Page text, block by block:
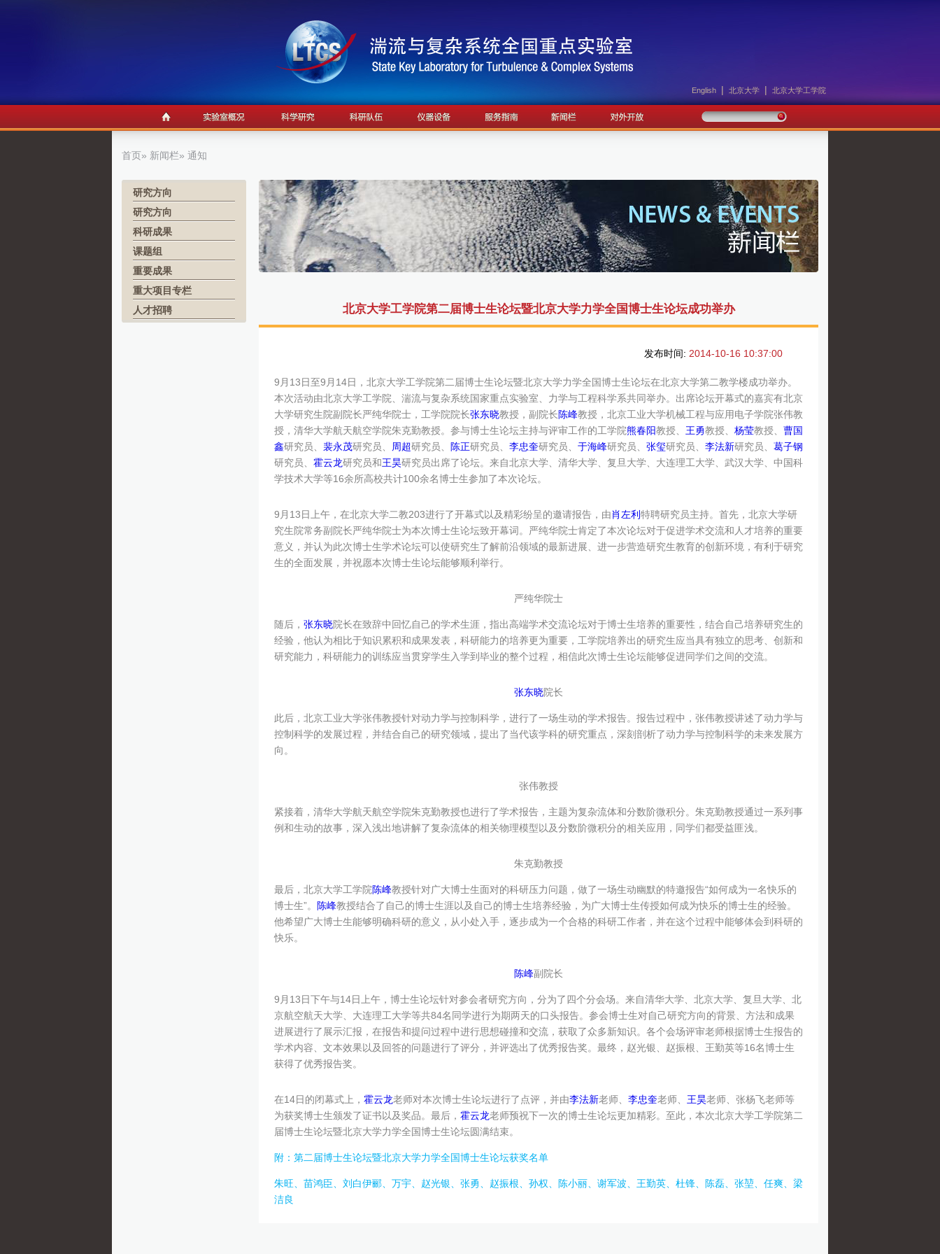
English | 北京大学 | 北京大学工学院
首页» 新闻栏» 通知
研究方向
研究方向
科研成果
课题组
重要成果
重大项目专栏
人才招聘
北京大学工学院第二届博士生论坛暨北京大学力学全国博士生论坛成功举办
发布时间: 2014-10-16 10:37:00
9月13日至9月14日，北京大学工学院第二届博士生论坛暨北京大学力学全国博士生论坛在北京大学第二教学楼成功举办。
本次活动由北京大学工学院、湍流与复杂系统国家重点实验室、力学与工程科学系共同举办。出席论坛开幕式的嘉宾有北京
大学研究生院副院长严纯华院士，工学院院长张东晓教授，副院长陈峰教授，北京工业大学机械工程与应用电子学院张伟教
授，清华大学航天航空学院朱克勤教授。参与博士生论坛主持与评审工作的工学院熊春阳教授、 王勇教授、 杨莹教授、 曹国
鑫研究员、 裴永茂研究员、 周超研究员、 陈正研究员、 李忠奎研究员、 于海峰研究员、 张玺研究员、 李法新研究员、 葛子钢
研究员、 霍云龙研究员和王昊研究员出席了论坛。来自北京大学、清华大学、复旦大学、大连理工大学、武汉大学、中国科
学技术大学等16余所高校共计100余名博士生参加了本次论坛。
9月13日上午，在北京大学二教203进行了开幕式以及精彩纷呈的邀请报告，由肖左利 特聘研究员主持。首先，北京大学研
究生院常务副院长严纯华院士为本次博士生论坛致开幕词。严纯华院士肯定了本次论坛对于促进学术交流和人才培养的重要
意义，并认为此次博士生学术论坛可以使研究生了解前沿领域的最新进展、进一步营造研究生教育的创新环境，有利于研究
生的全面发展，并祝愿本次博士生论坛能够顺利举行。
严纯华院士
随后， 张东晓院长在致辞中回忆自己的学术生涯，指出高端学术交流论坛对于博士生培养的重要性，结合自己培养研究生的
经验，他认为相比于知识累积和成果发表，科研能力的培养更为重要，工学院培养出的研究生应当具有独立的思考、创新和
研究能力，科研能力的训练应当贯穿学生入学到毕业的整个过程，相信此次博士生论坛能够促进同学们之间的交流。
张东晓院长
此后，北京工业大学张伟教授针对动力学与控制科学，进行了一场生动的学术报告。报告过程中，张伟教授讲述了动力学与
控制科学的发展过程，并结合自己的研究领域，提出了当代该学科的研究重点，深刻剖析了动力学与控制科学的未来发展方
向。
张伟教授
紧接着，清华大学航天航空学院朱克勤教授也进行了学术报告，主题为复杂流体和分数阶微积分。朱克勤教授通过一系列事
例和生动的故事，深入浅出地讲解了复杂流体的相关物理模型以及分数阶微积分的相关应用，同学们都受益匪浅。
朱克勤教授
最后，北京大学工学院陈峰教授针对广大博士生面对的科研压力问题，做了一场生动幽默的特邀报告“如何成为一名快乐的
博士生”。
陈峰教授结合了自己的博士生涯以及自己的博士生培养经验，为广大博士生传授如何成为快乐的博士生的经验。
他希望广大博士生能够明确科研的意义，从小处入手，逐步成为一个合格的科研工作者，并在这个过程中能够体会到科研的
快乐。
陈峰副院长
9月13日下午与14日上午，博士生论坛针对参会者研究方向，分为了四个分会场。来自清华大学、北京大学、复旦大学、北
京航空航天大学、大连理工大学等共84名同学进行为期两天的口头报告。参会博士生对自己研究方向的背景、方法和成果
进展进行了展示汇报，在报告和提问过程中进行思想碰撞和交流，获取了众多新知识。各个会场评审老师根据博士生报告的
学术内容、文本效果以及回答的问题进行了评分，并评选出了优秀报告奖。最终，赵光银、赵振根、王勤英等16名博士生
获得了优秀报告奖。
在14日的闭幕式上， 霍云龙老师对本次博士生论坛进行了点评，并由李法新老师、 李忠奎老师、 王昊老师、张杨飞老师等
为获奖博士生颁发了证书以及奖品。最后， 霍云龙老师预祝下一次的博士生论坛更加精彩。至此，本次北京大学工学院第二
届博士生论坛暨北京大学力学全国博士生论坛圆满结束。
附：第二届博士生论坛暨北京大学力学全国博士生论坛获奖名单
朱旺、苗鸿臣、刘白伊郦、万宇、赵光银、张勇、赵振根、孙权、陈小丽、谢军波、王勤英、杜锋、陈磊、张堃、任爽、梁
洁良